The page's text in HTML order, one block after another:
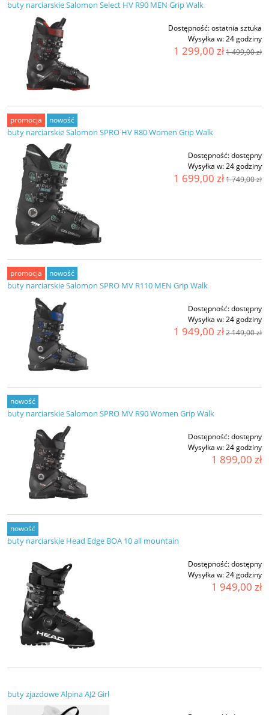
buty narciarskie Salomon Select HV R90 MEN Grip Walk
Dostępność:ostatnia sztuka
Wysyłka w:24 godziny
1 299,00 zł1 499,00 zł
buty narciarskie Salomon SPRO HV R80 Women Grip Walk
Dostępność:dostępny
Wysyłka w:24 godziny
1 699,00 zł1 749,00 zł
promocja nowość
buty narciarskie Salomon SPRO MV R110 MEN Grip Walk
Dostępność:dostępny
Wysyłka w:24 godziny
1 949,00 zł2 149,00 zł
promocja nowość
buty narciarskie Salomon SPRO MV R90 Women Grip Walk
Dostępność:dostępny
Wysyłka w:24 godziny
1 899,00 zł
nowość
buty narciarskie Head Edge BOA 10 all mountain
Dostępność:dostępny
Wysyłka w:24 godziny
1 949,00 zł
nowość
buty zjazdowe Alpina AJ2 Girl